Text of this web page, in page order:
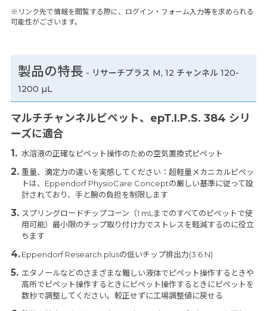
※リンク先で情報を閲覧する際に、ログイン・フォーム入力等を求められる
可能性がございます。
製品の特長 - リサーチプラス M, 12 チャンネル 120-
1200 µL
マルチチャンネルピペット、epT.I.P.S. 384 シリ
ーズに適合
水溶液の正確なピペット操作のための空気置換式ピペット
重量、滴定力の違いを実感してください：超軽量メカニカルピペッ
トは、Eppendorf PhysioCare Conceptの厳しい基準に従って設
計されており、手と腕の負担を制限します
スプリングロードチップコーン（1 mLまでのすべてのピペットで使
用可能）最小限のチップ取り付け力でストレスを軽減するのに役立
ちます
Eppendorf Research plusの低いチップ排出力(3.6 N)
エタノールなどのさまざまな難しい液体でピペット操作するときや
高所でピペット操作するときにピペット操作するときにピペットを
数秒で調整してください。較正せずに工場調整値に戻せる